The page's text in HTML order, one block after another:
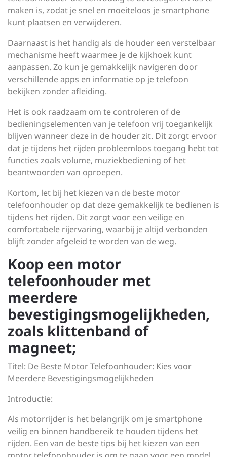
maken is, zodat je snel en moeiteloos je smartphone
kunt plaatsen en verwijderen.
Daarnaast is het handig als de houder een verstelbaar
mechanisme heeft waarmee je de kijkhoek kunt
aanpassen. Zo kun je gemakkelijk navigeren door
verschillende apps en informatie op je telefoon
bekijken zonder afleiding.
Het is ook raadzaam om te controleren of de
bedieningselementen van je telefoon vrij toegankelijk
blijven wanneer deze in de houder zit. Dit zorgt ervoor
dat je tijdens het rijden probleemloos toegang hebt tot
functies zoals volume, muziekbediening of het
beantwoorden van oproepen.
Kortom, let bij het kiezen van de beste motor
telefoonhouder op dat deze gemakkelijk te bedienen is
tijdens het rijden. Dit zorgt voor een veilige en
comfortabele rijervaring, waarbij je altijd verbonden
blijft zonder afgeleid te worden van de weg.
Koop een motor
telefoonhouder met
meerdere
bevestigingsmogelijkheden,
zoals klittenband of
magneet;
Titel: De Beste Motor Telefoonhouder: Kies voor
Meerdere Bevestigingsmogelijkheden
Introductie:
Als motorrijder is het belangrijk om je smartphone
veilig en binnen handbereik te houden tijdens het
rijden. Een van de beste tips bij het kiezen van een